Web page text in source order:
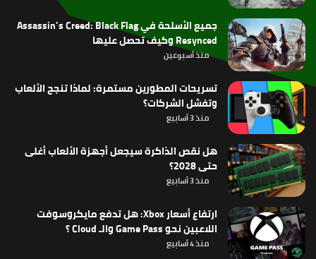
جميع الأسلحة في Assassin’s Creed: Black Flag
Resynced وكيف تحصل عليها
منذ أسبوعين
تسريحات المطورين مستمرة: لماذا تنجح الألعاب
وتفشل الشركات؟
منذ 3 أسابيع
هل نقص الذاكرة سيجعل أجهزة الألعاب أغلى
حتى 2028؟
منذ 3 أسابيع
ارتفاع أسعار Xbox: هل تدفع مايكروسوفت
اللاعبين نحو Game Pass والـ Cloud ؟
منذ 4 أسابيع